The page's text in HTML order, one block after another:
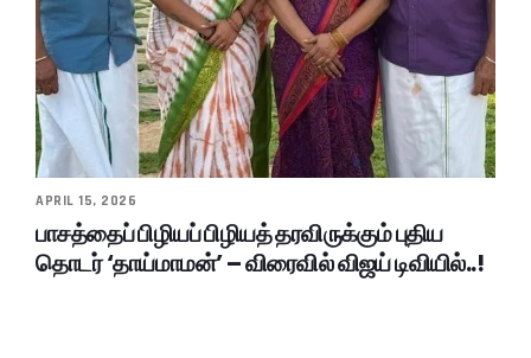
APRIL 15, 2026
பாசத்தைப் பிழியப் பிழியத் தரவிருக்கும் புதிய
தொடர் ‘தாய்மாமன்’ – விரைவில் விஜய் டிவியில்..!